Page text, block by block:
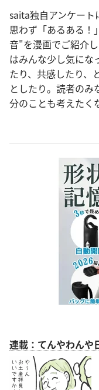
saita独自アンケート
思わず「あるある！
音"を漫画でご紹介
はみんな少し気に
たり、共感したり、
としたり。読者のみ
分のことも考えたく
連載：てんやわんや